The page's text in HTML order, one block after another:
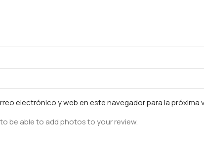
electrónico y web en este navegador para la próxima
be able to add photos to your review.